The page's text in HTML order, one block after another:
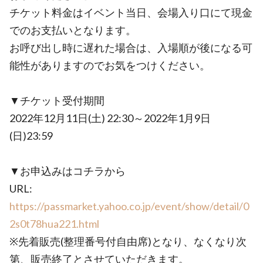
チケット料金はイベント当日、会場入り口にて現金
でのお支払いとなります。
お呼び出し時に遅れた場合は、入場順が後になる可
能性がありますのでお気をつけください。
▼チケット受付期間
2022年12月11日(土) 22:30～2022年1月9日
(日)23:59
▼お申込みはコチラから
URL:
https://passmarket.yahoo.co.jp/event/show/detail/0
2s0t78hua221.html
※先着販売(整理番号付自由席)となり、なくなり次
第、販売終了とさせていただきます。